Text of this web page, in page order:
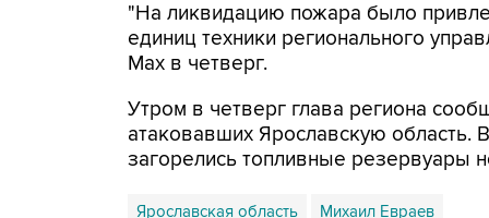
"На ликвидацию пожара было
единиц техники регионального
Мах в четверг.
Утром в четверг глава региона
атаковавших Ярославскую область.
загорелись топливные
Ярославская область Михаил Евраев